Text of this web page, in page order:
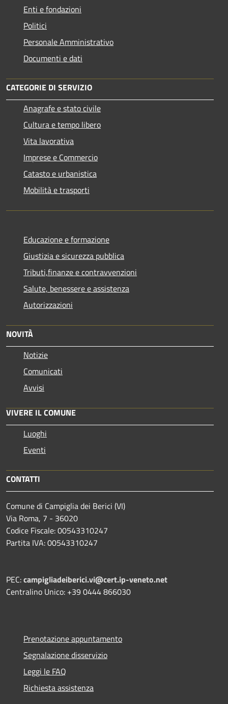
Enti e fondazioni
Politici
Personale Amministrativo
Documenti e dati
CATEGORIE DI SERVIZIO
Anagrafe e stato civile
Cultura e tempo libero
Vita lavorativa
Imprese e Commercio
Catasto e urbanistica
Mobilità e trasporti
Educazione e formazione
Giustizia e sicurezza pubblica
Tributi,finanze e contravvenzioni
Salute, benessere e assistenza
Autorizzazioni
NOVITÀ
Notizie
Comunicati
Avvisi
VIVERE IL COMUNE
Luoghi
Eventi
CONTATTI
Comune di Campiglia dei Berici (VI)
Via Roma, 7 - 36020
Codice Fiscale: 00543310247
Partita IVA: 00543310247
PEC:campigliadeiberici.vi@cert.ip-veneto.net
Centralino Unico: +39 0444 866030
Prenotazione appuntamento
Segnalazione disservizio
Leggi le FAQ
Richiesta assistenza